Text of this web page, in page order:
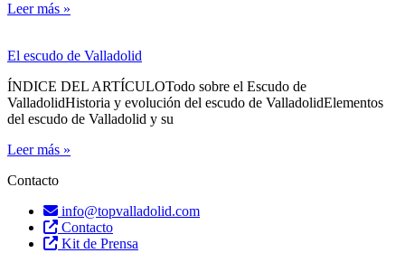
Leer más »
El escudo de Valladolid
ÍNDICE DEL ARTÍCULOTodo sobre el Escudo de
ValladolidHistoria y evolución del escudo de ValladolidElementos
del escudo de Valladolid y su
Leer más »
Contacto
info@topvalladolid.com
Contacto
Kit de Prensa